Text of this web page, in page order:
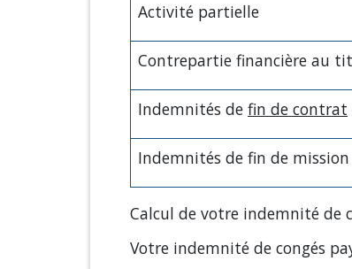
Activité partielle
Contrepartie financière au
Indemnités de fin de contrat
Indemnités de fin de
Calcul de votre indemnité de
Votre indemnité de congés